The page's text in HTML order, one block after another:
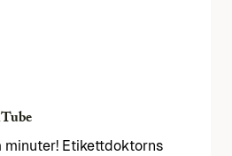
Etikettdoktorns